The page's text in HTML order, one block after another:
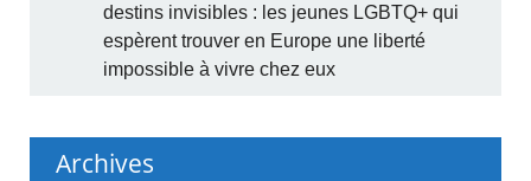
destins invisibles : les jeunes LGBTQ+ qui
espèrent trouver en Europe une liberté
impossible à vivre chez eux
Archives